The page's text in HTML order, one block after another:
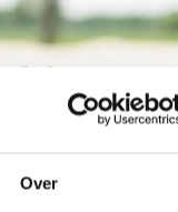
Over